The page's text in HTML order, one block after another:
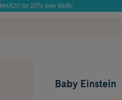
för 20% över 649kr
Baby Einstein